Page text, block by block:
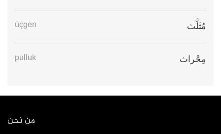
مُثَلَّث üçgen
مِحْراث pulluk
من نحن